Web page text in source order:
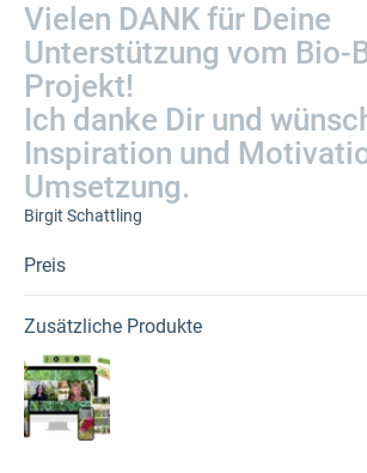
Vielen DANK für Deine
Unterstützung vom Bio-
Projekt!
Ich danke Dir und
Inspiration und
Umsetzung.
Birgit Schattling
Preis
Zusätzliche Produkte